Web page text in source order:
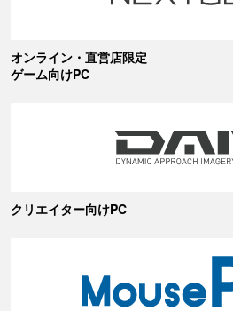
オンライン・直営店限定
ゲーム向けPC
クリエイター向けPC